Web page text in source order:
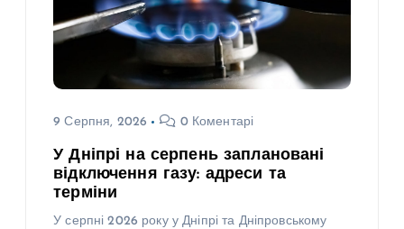
9 Серпня, 2026 0 Коментарі
У Дніпрі на серпень заплановані
відключення газу: адреси та
терміни
У серпні 2026 року у Дніпрі та Дніпровському